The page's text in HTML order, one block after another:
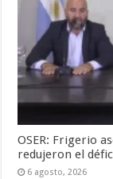
OSER: Frigerio
redujeron el
6 agosto, 2026